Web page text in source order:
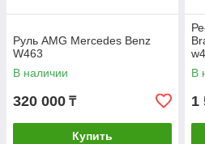
Руль AMG Mercedes Benz
W463
В наличии
320 000 ₸
Купить
В
1